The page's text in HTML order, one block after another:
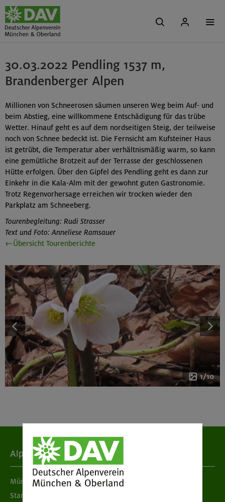
30.03.2022 Pendling 1537 m,
Brandenberger Alpen
Millionen von Schneerosen säumen unseren Weg beim Auf- und
beim Abstieg, eine willkommene Entschädigung für das trübe
Wetter. Hinauf geht es auf dem nordseitigen Steig, der teilweise
noch von Schnee bedeckt ist. Die Fernsicht am Kufsteiner Haus
ist getrübt, die Temperatur aber verhältnismäßig warm, so kann
eine gemütliche Brotzeit auf der Terrasse der geschlossenen
Hütte erfolgen. Über den Gipfel des Pendling geht es dann zur
Einkehr in die Kala-Alm mit der gewohnt guten Gastronomie.
Trotz Regenvorhersage erreichen wir trocken wieder den
Parkplatz am Schneeberg.
Tourenbegleitung: Rudi Strasser
Text und Foto: Anneliese Ramsauer
←Übersicht Tourenberichte
1/10
Alpenverein
München & Oberland
Standorte